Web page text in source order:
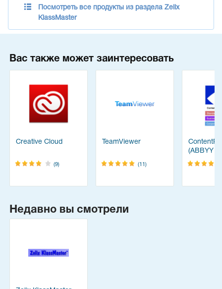
Посмотреть все продукты из раздела Zelix
KlassMaster
Вас также может заинтересовать
Creative Cloud
(9)
TeamViewer
(11)
(ABBYY
Недавно вы смотрели